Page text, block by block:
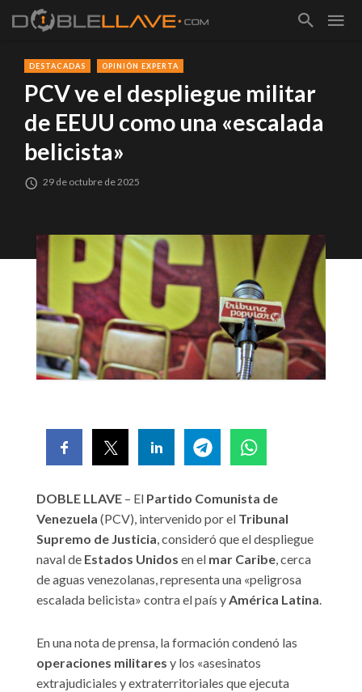
DESTACADAS OPINIÓN EXPERTA
PCV ve el despliegue militar
de EEUU como una «escalada
belicista»
29 de octubre de 2025
DOBLE LLAVE – El Partido Comunista de
Venezuela (PCV), intervenido por el Tribunal
Supremo de Justicia, consideró que el despliegue
naval de Estados Unidos en el mar Caribe, cerca
de aguas venezolanas, representa una «peligrosa
escalada belicista» contra el país yAmérica Latina.
En una nota de prensa, la formación condenó las
operaciones militares y los «asesinatos
extrajudiciales y extraterritoriales que ejecuta